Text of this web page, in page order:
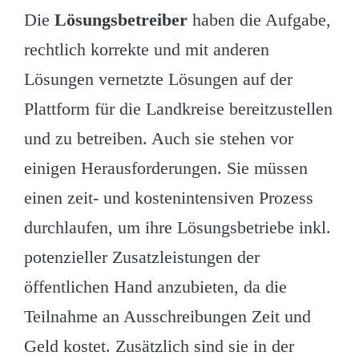
Die Lösungsbetreiber haben die Aufgabe,
rechtlich korrekte und mit anderen
Lösungen vernetzte Lösungen auf der
Plattform für die Landkreise bereitzustellen
und zu betreiben. Auch sie stehen vor
einigen Herausforderungen. Sie müssen
einen zeit- und kostenintensiven Prozess
durchlaufen, um ihre Lösungsbetriebe inkl.
potenzieller Zusatzleistungen der
öffentlichen Hand anzubieten, da die
Teilnahme an Ausschreibungen Zeit und
Geld kostet. Zusätzlich sind sie in der